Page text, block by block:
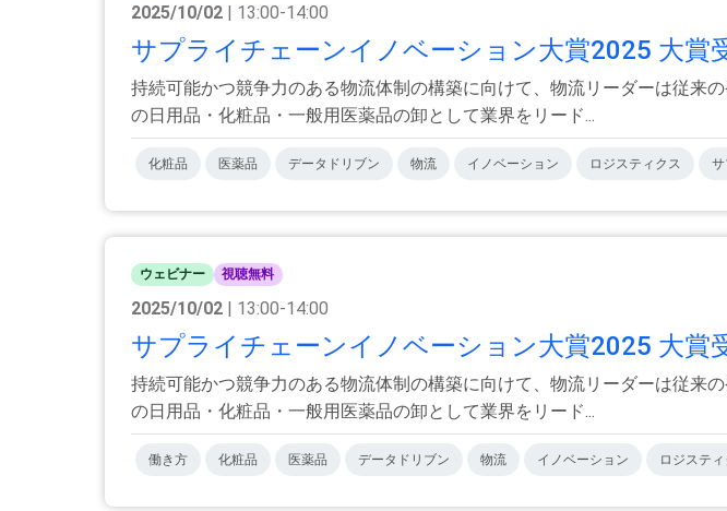
2025/10/02 | 13:00-14:00
サプライチェーンイノベーション大賞2025 大賞
持続可能かつ競争力のある物流体制の構築に向けて、物流リーダーは従来
の日用品・化粧品・一般用医薬品の卸として業界をリード...
化粧品 医薬品 データドリブン 物流 イノベーション ロジスティクス サ
ウェビナー 視聴無料
2025/10/02 | 13:00-14:00
サプライチェーンイノベーション大賞2025 大賞
持続可能かつ競争力のある物流体制の構築に向けて、物流リーダーは従来
の日用品・化粧品・一般用医薬品の卸として業界をリード...
働き方 化粧品 医薬品 データドリブン 物流 イノベーション ロジスティ